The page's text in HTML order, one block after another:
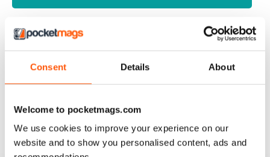
Consent Details About
Welcome to pocketmags.com
We use cookies to improve your experience on our
website and to show you personalised content, ads and
TV & SATELLITE WEEK